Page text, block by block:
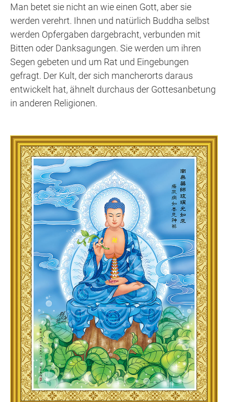
Man betet sie nicht an wie einen Gott, aber sie
werden verehrt. Ihnen und natürlich Buddha selbst
werden Opfergaben dargebracht, verbunden mit
Bitten oder Danksagungen. Sie werden um ihren
Segen gebeten und um Rat und Eingebungen
gefragt. Der Kult, der sich mancherorts daraus
entwickelt hat, ähnelt durchaus der Gottesanbetung
in anderen Religionen.